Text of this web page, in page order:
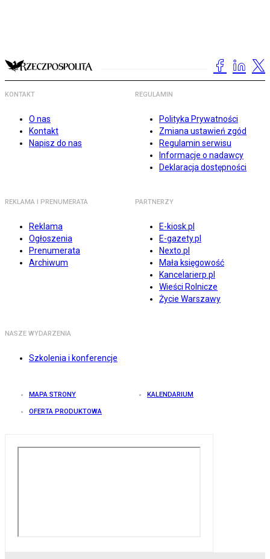
KONTAKT
O nas
Kontakt
Napisz do nas
REGULAMIN
Polityka Prywatności
Zmiana ustawień zgód
Regulamin serwisu
Informacje o nadawcy
Deklaracja dostępności
REKLAMA I PRENUMERATA
Reklama
Ogłoszenia
Prenumerata
Archiwum
PARTNERZY
E-kiosk.pl
E-gazety.pl
Nexto.pl
Mała księgowość
Kancelarierp.pl
Wieści Rolnicze
Życie Warszawy
NASZE WYDARZENIA
Szkolenia i konferencje
MAPA STRONY KALENDARIUM
OFERTA PRODUKTOWA